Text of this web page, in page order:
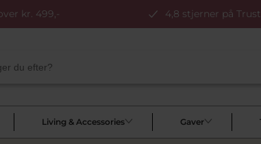
kr. 499,- 4,8 stjerner på
Living & Accessories Gaver